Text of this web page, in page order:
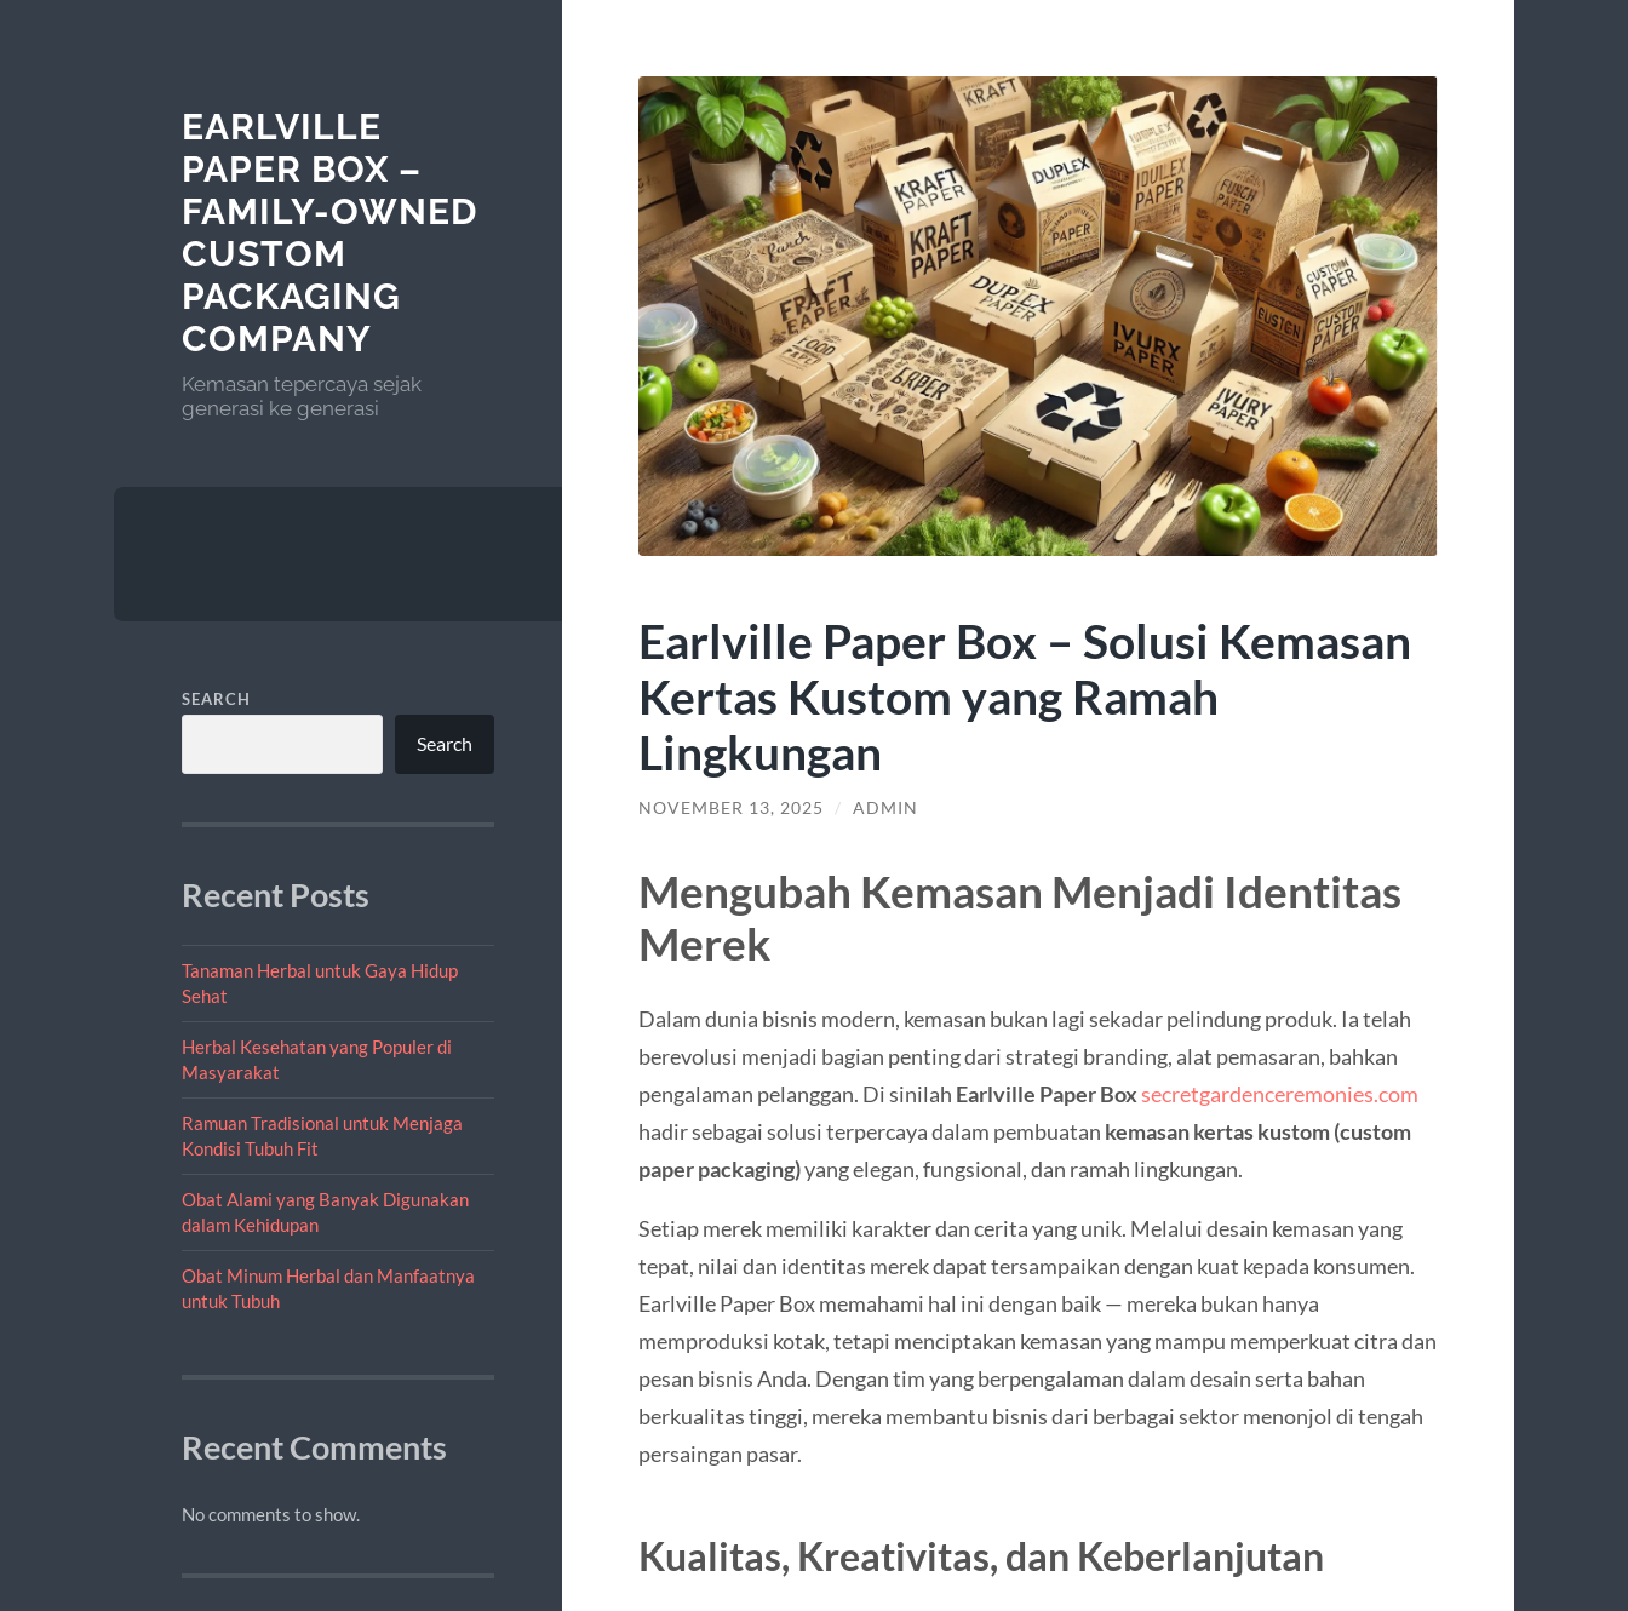
EARLVILLE
PAPER BOX –
FAMILY-OWNED
CUSTOM
PACKAGING
COMPANY
Kemasan tepercaya sejak
generasi ke generasi
SEARCH
Search
Recent Posts
Tanaman Herbal untuk Gaya Hidup
Sehat
Herbal Kesehatan yang Populer di
Masyarakat
Ramuan Tradisional untuk Menjaga
Kondisi Tubuh Fit
Obat Alami yang Banyak Digunakan
dalam Kehidupan
Obat Minum Herbal dan Manfaatnya
untuk Tubuh
Recent Comments
No comments to show.
Earlville Paper Box – Solusi Kemasan
Kertas Kustom yang Ramah
Lingkungan
NOVEMBER 13, 2025 / ADMIN
Mengubah Kemasan Menjadi Identitas
Merek
Dalam dunia bisnis modern, kemasan bukan lagi sekadar pelindung produk. Ia telah
berevolusi menjadi bagian penting dari strategi branding, alat pemasaran, bahkan
pengalaman pelanggan. Di sinilah Earlville Paper Boxsecretgardenceremonies.com
hadir sebagai solusi terpercaya dalam pembuatan kemasan kertas kustom (custom
paper packaging)yang elegan, fungsional, dan ramah lingkungan.
Setiap merek memiliki karakter dan cerita yang unik. Melalui desain kemasan yang
tepat, nilai dan identitas merek dapat tersampaikan dengan kuat kepada konsumen.
Earlville Paper Box memahami hal ini dengan baik — mereka bukan hanya
memproduksi kotak, tetapi menciptakan kemasan yang mampu memperkuat citra dan
pesan bisnis Anda. Dengan tim yang berpengalaman dalam desain serta bahan
berkualitas tinggi, mereka membantu bisnis dari berbagai sektor menonjol di tengah
persaingan pasar.
Kualitas, Kreativitas, dan Keberlanjutan